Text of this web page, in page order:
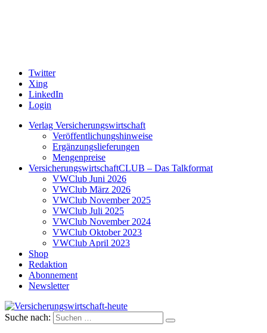
Twitter
Xing
LinkedIn
Login
Verlag Versicherungswirtschaft
Veröffentlichungshinweise
Ergänzungslieferungen
Mengenpreise
VersicherungswirtschaftCLUB – Das Talkformat
VWClub Juni 2026
VWClub März 2026
VWClub November 2025
VWClub Juli 2025
VWClub November 2024
VWClub Oktober 2023
VWClub April 2023
Shop
Redaktion
Abonnement
Newsletter
Versicherungswirtschaft-heute
Suche nach: